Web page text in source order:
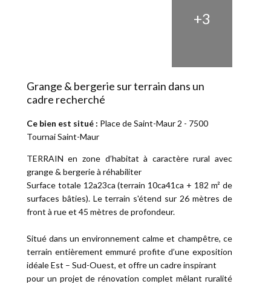
+3
Grange & bergerie sur terrain dans un
cadre recherché
Ce bien est situé : Place de Saint-Maur 2 - 7500
Tournai Saint-Maur
TERRAIN en zone d’habitat à caractère rural avec
grange & bergerie à réhabiliter
Surface totale 12a23ca (terrain 10ca41ca + 182 m² de
surfaces bâties). Le terrain s'étend sur 26 mètres de
front à rue et 45 mètres de profondeur.
Situé dans un environnement calme et champêtre, ce
terrain entièrement emmuré profite d’une exposition
idéale Est – Sud-Ouest, et offre un cadre inspirant
pour un projet de rénovation complet mêlant ruralité